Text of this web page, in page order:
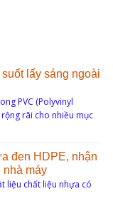
lấy sáng ngoài
PVC (Polyvinyl
rãi cho nhiều mục
đen HDPE, nhận
nhà máy
liệu chất liệu nhựa có